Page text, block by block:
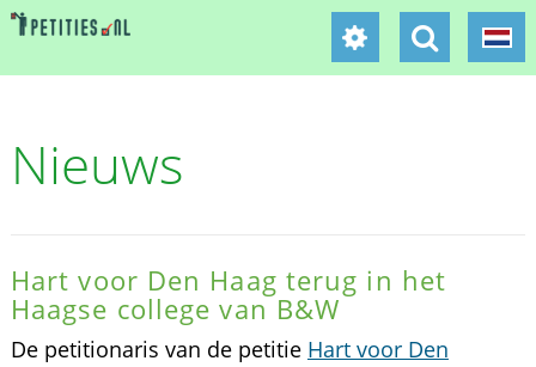
Nieuws
Hart voor Den Haag terug in het
Haagse college van B&W
De petitionaris van de petitie Hart voor Den